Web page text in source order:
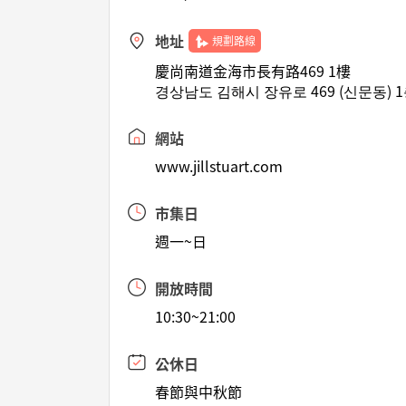
地址 規劃路線
慶尚南道金海市長有路469 1樓
경상남도 김해시 장유로 469 (신문동)
網站
www.jillstuart.com
市集日
週一~日
開放時間
10:30~21:00
公休日
春節與中秋節